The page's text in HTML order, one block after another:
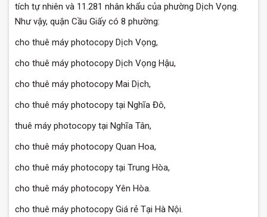
tích tự nhiên và 11.281 nhân khẩu của phường Dịch Vọng.
Như vậy, quận Cầu Giấy có 8 phường:
cho thuê máy photocopy Dịch Vọng,
cho thuê máy photocopy Dịch Vọng Hậu,
cho thuê máy photocopy Mai Dịch,
cho thuê máy photocopy tại Nghĩa Đô,
thuê máy photocopy tại Nghĩa Tân,
cho thuê máy photocopy Quan Hoa,
cho thuê máy photocopy tại Trung Hòa,
cho thuê máy photocopy Yên Hòa.
cho thuê máy photocopy Giá rẻ Tại Hà Nội.